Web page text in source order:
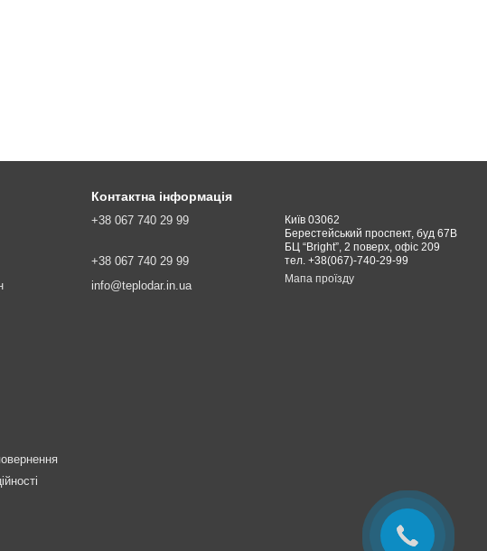
Контактна інформація
+38 067 740 29 99
+38 067 740 29 99
info@teplodar.in.ua
Київ 03062
Берестейський проспект, буд 67В
БЦ “Bright”, 2 поверх, офіс 209
тел. +38(067)-740-29-99
Мапа проїзду